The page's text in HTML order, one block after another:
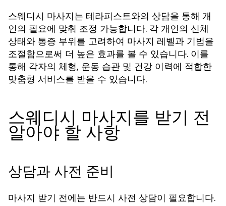
스웨디시 마사지는 테라피스트와의 상담을 통해 개
인의 필요에 맞춰 조정 가능합니다. 각 개인의 신체
상태와 통증 부위를 고려하여 마사지 레벨과 기법을
조절함으로써 더 높은 효과를 볼 수 있습니다. 이를
통해 각자의 체형, 운동 습관 및 건강 이력에 적합한
맞춤형 서비스를 받을 수 있습니다.
스웨디시 마사지를 받기 전
알아야 할 사항
상담과 사전 준비
마사지 받기 전에는 반드시 사전 상담이 필요합니다.